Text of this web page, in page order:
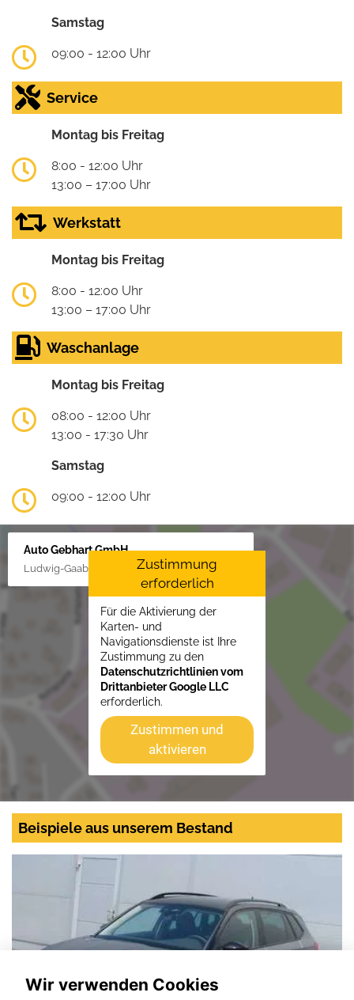
Samstag
09:00 - 12:00 Uhr
Service
Montag bis Freitag
8:00 - 12:00 Uhr
13:00 – 17:00 Uhr
Werkstatt
Montag bis Freitag
8:00 - 12:00 Uhr
13:00 – 17:00 Uhr
Waschanlage
Montag bis Freitag
08:00 - 12:00 Uhr
13:00 - 17:30 Uhr
Samstag
09:00 - 12:00 Uhr
Auto Gebhart GmbH
Ludwig-Gaab-Str. 4, 88427 Bad Schussenried
Zustimmung
erforderlich
Für die Aktivierung der
Karten- und
Navigationsdienste ist Ihre
Zustimmung zu den
Datenschutzrichtlinien vom
Drittanbieter Google LLC
erforderlich.
Zustimmen und
aktivieren
Beispiele aus unserem Bestand
Wir verwenden Cookies